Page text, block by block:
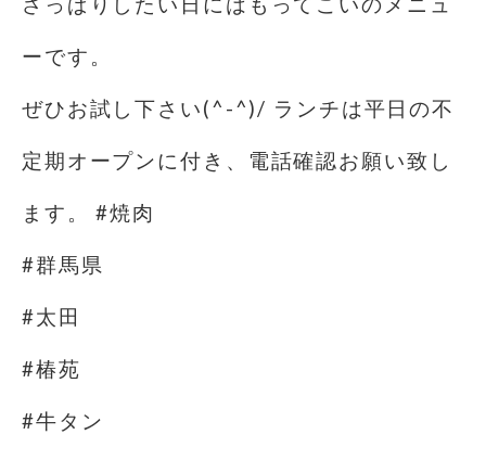
ーです。
ぜひお試し下さい(^-^)/ ランチは平日の不
定期オープンに付き、電話確認お願い致し
ます。 #焼肉
#群馬県
#太田
#椿苑
#牛タン